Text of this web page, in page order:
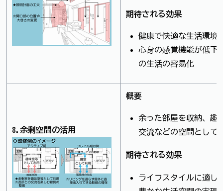
期待される効果
健康で快適な生活環境
心身の感覚機能が低下
の生活の容易化
8.余剰空間の活用
概要
余った部屋を収納、趣
交流などの空間として
期待される効果
ライフスタイルに適し